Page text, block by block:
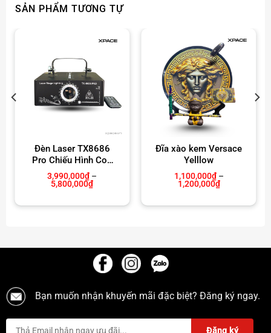
SẢN PHẨM TƯƠNG TỰ
Đèn Laser TX8686
Pro Chiếu Hình Con
Vịt 3D
3,990,000₫ –
5,800,000₫Khoảng
giá:
3,990,000₫
Đĩa xào kem Versace
Yelllow
1,100,000₫ –
1,200,000₫Khoảng
giá:
1,100,000₫
Bạn muốn nhận khuyến mãi đặc biệt? Đăng ký ngay.